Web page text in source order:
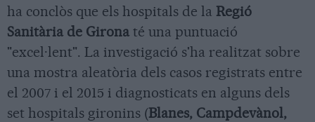
ha conclòs que els hospitals de la Regió
Sanitària de Girona té una puntuació
"excel·lent". La investigació s'ha realitzat sobre
una mostra aleatòria dels casos registrats entre
el 2007 i el 2015 i diagnosticats en alguns dels
set hospitals gironins (Blanes, Campdevànol,